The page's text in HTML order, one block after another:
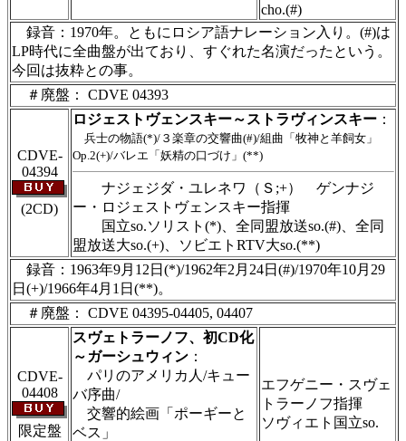
cho.(#)
録音：1970年。ともにロシア語ナレーション入り。(#)は
LP時代に全曲盤が出ており、すぐれた名演だったという。
今回は抜粋との事。
＃廃盤： CDVE 04393
CDVE-
04394
(2CD)
ロジェストヴェンスキー～ストラヴィンスキー ：
兵士の物語(*)/３楽章の交響曲(#)/組曲「牧神と羊飼女」
Op.2(+)/バレエ「妖精の口づけ」(**)
ナジェジダ・ユレネワ（Ｓ;+） ゲンナジ
ー・ロジェストヴェンスキー指揮
国立so.ソリスト(*)、全同盟放送so.(#)、全同
盟放送大so.(+)、ソビエトRTV大so.(**)
録音：1963年9月12日(*)/1962年2月24日(#)/1970年10月29
日(+)/1966年4月1日(**)。
＃廃盤： CDVE 04395-04405, 04407
CDVE-
04408
限定盤
スヴェトラーノフ、初CD化
～ガーシュウィン ：
パリのアメリカ人/キュー
バ序曲/
交響的絵画「ポーギーと
ベス」
エフゲニー・スヴェ
トラーノフ指揮
ソヴィエト国立so.